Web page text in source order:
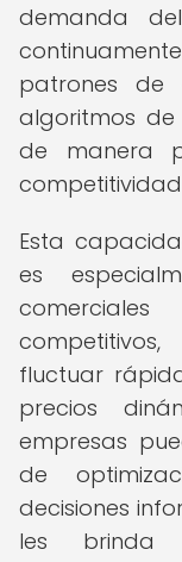
demanda
patrones de
algoritmos
de manera
competitividad
Esta
es
fluctuar
precios
empresas
de
decisiones
les brinda